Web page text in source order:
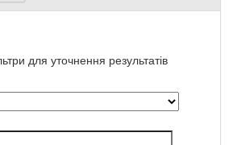
для уточнення результатів